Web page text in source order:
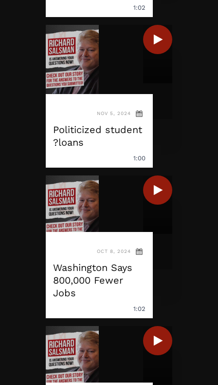
1:02
NOV 5, 2024
Politicized student
loans?
1:00
OCT 8, 2024
Washington Says
800,000 Fewer
Jobs
1:02